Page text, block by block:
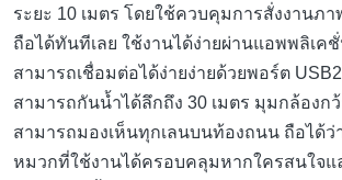
ระยะ 10 เมตร โดยใช้ควบคุมการสั่งงานภ
ถือได้ทันทีเลย ใช้งานได้ง่ายผ่านแอพพลิเค
สามารถเชื่อมต่อได้ง่ายง่ายด้วยพอร์ต
สามารถกันน้ำได้ลึกถึง 30 เมตร มุมกล้องกว้
สามารถมองเห็นทุกเลนบนท้องถนน ถือได้ว่
หมวกที่ใช้งานได้ครอบคลุมหากใครสนใจแ